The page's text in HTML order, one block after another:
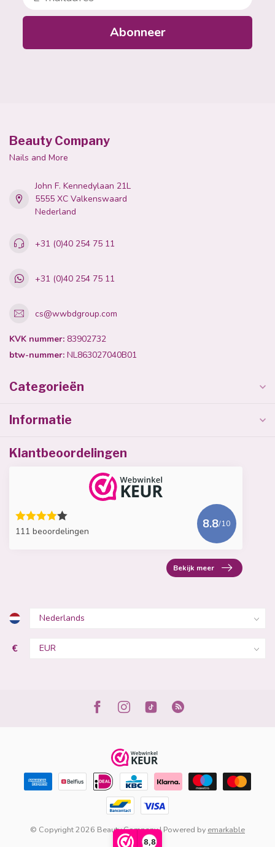
8,8
Abonneer
Beauty Company
Nails and More
John F. Kennedylaan 21L
5555 XC Valkenswaard
Nederland
+31 (0)40 254 75 11
+31 (0)40 254 75 11
cs@wwbdgroup.com
KVK nummer: 83902732
btw-nummer: NL863027040B01
Categorieën
Informatie
Klantbeoordelingen
111 beoordelingen
8.8/10
Bekijk meer
€
© Copyright 2026 Beauty Company | Powered by emarkable